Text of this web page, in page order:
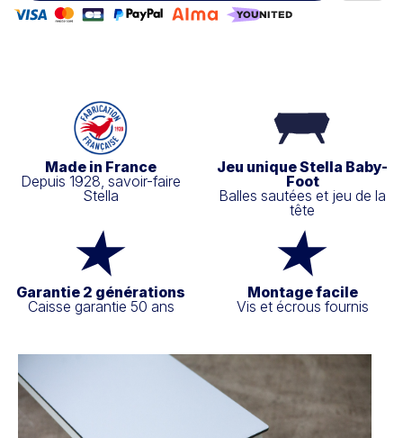
Made in France
Depuis 1928, savoir-faire
Stella
Jeu unique Stella Baby-
Foot
Balles sautées et jeu de la
tête
Garantie 2 générations
Caisse garantie 50 ans
Montage facile
Vis et écrous fournis